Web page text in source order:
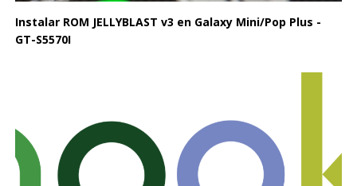
Instalar ROM JELLYBLAST v3 en Galaxy Mini/Pop Plus -
GT-S5570I